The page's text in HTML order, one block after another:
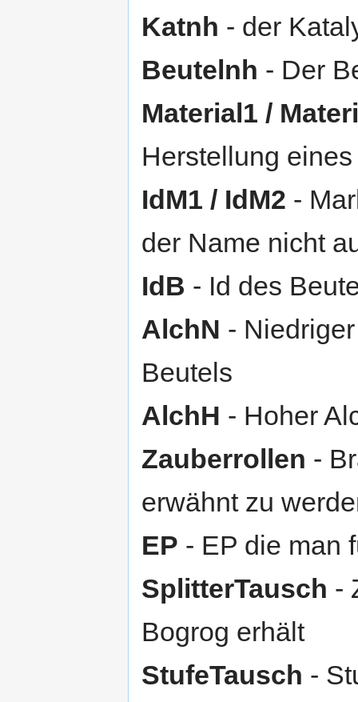
Katnh - der
Beutelnh - Der
Material1 /
Herstellung
IdM1 / IdM2 -
der Name nicht
IdB - Id des
AlchN -
Beutels
AlchH - Hoher
Zauberrollen -
erwähnt zu
EP - EP die man
SplitterTausch -
Bogrog erhält
StufeTausch -